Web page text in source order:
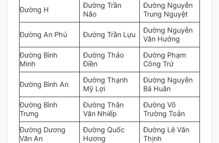
Đường H
Đường Trần
Não
Đường Nguyễn
Trung Nguyệt
Đường An Phú Đường Trần Lựu
Đường Nguyễn
Văn Hưởng
Đường Bình
Minh
Đường Thảo
Điền
Đường Phạm
Công Trứ
Đường Bình An
Đường Thạnh
Mỹ Lợi
Đường Nguyễn
Bá Huân
Đường Bình
Trưng
Đường Thân
Văn Nhiếp
Đường Võ
Trường Toản
Đường Dương
Văn An
Đường Quốc
Hương
Đường Lê Văn
Thịnh